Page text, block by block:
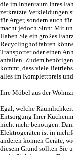
die im Innenraum Ihres
zerkratzte Verkleidungen
für Ärger, sondern auch
macht jedoch Sinn: Mit
Haben Sie ein großes
Recyclinghof fahren
Transporter oder einen
anfallen. Zudem
kommt, dass viele
alles im Komplettpreis
Ihre Möbel aus der
Egal, welche
Entsorgung Ihrer
nicht mehr benötigen.
Elektrogeräten ist in
anderen können Geräte,
diesem Grund sollten Sie